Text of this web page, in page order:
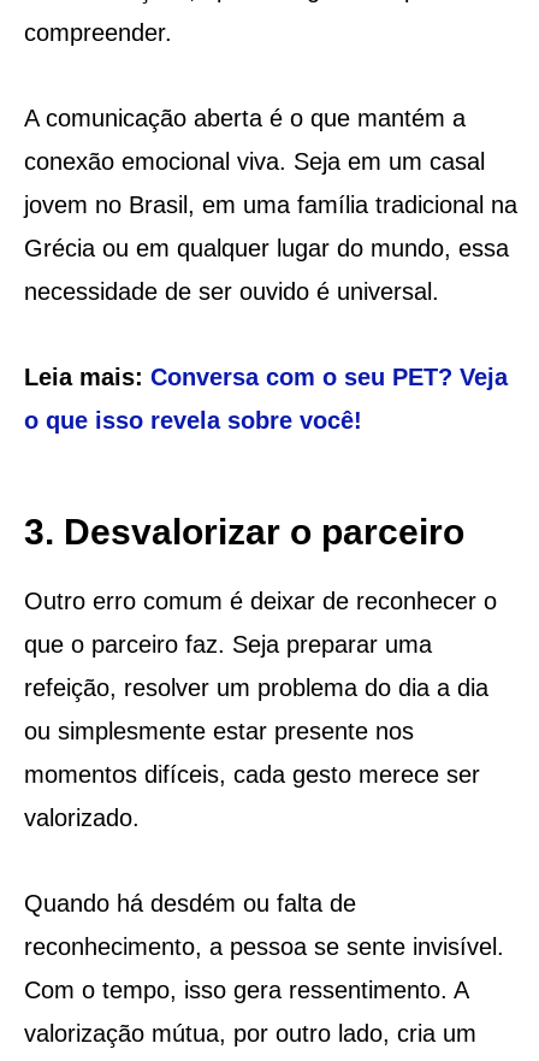
compreender.
A comunicação aberta é o que mantém a
conexão emocional viva. Seja em um casal
jovem no Brasil, em uma família tradicional na
Grécia ou em qualquer lugar do mundo, essa
necessidade de ser ouvido é universal.
Leia mais: Conversa com o seu PET? Veja
o que isso revela sobre você!
3. Desvalorizar o parceiro
Outro erro comum é deixar de reconhecer o
que o parceiro faz. Seja preparar uma
refeição, resolver um problema do dia a dia
ou simplesmente estar presente nos
momentos difíceis, cada gesto merece ser
valorizado.
Quando há desdém ou falta de
reconhecimento, a pessoa se sente invisível.
Com o tempo, isso gera ressentimento. A
valorização mútua, por outro lado, cria um